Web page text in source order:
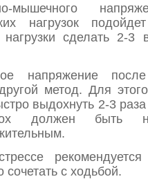
мышечного
нагрузок
сделать 2-3
напряжение
метод. Для
выдохнуть 2-3
должен быть
рекомендуется
с ходьбой.